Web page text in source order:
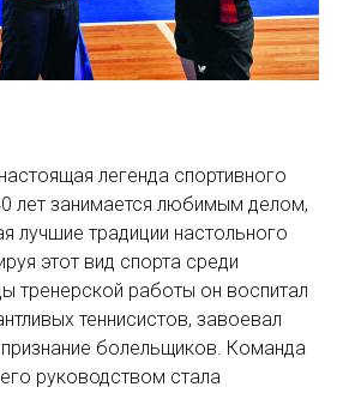
легенда спортивного
лет занимается любимым делом,
лучшие традиции настольного
этот вид спорта среди
тренерской работы он воспитал
теннисистов, завоевал
болельщиков. Команда
руководством стала